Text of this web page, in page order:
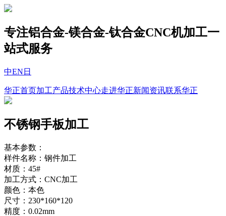
专注铝合金-镁合金-钛合金CNC机加工一
站式服务
中EN 日
华正首页加工产品技术中心走进华正新闻资讯联系华正
不锈钢手板加工
基本参数：
样件名称：钢件加工
材质：45#
加工方式：CNC加工
颜色：本色
尺寸：230*160*120
精度：0.02mm